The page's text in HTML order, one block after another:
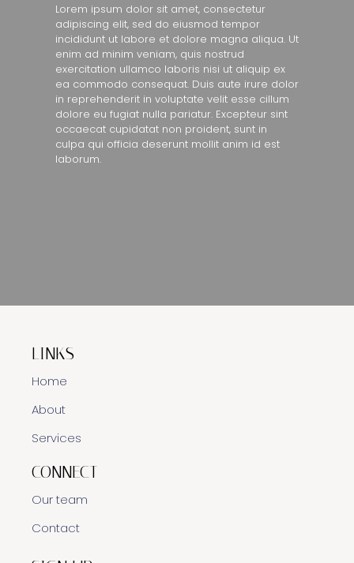
Lorem ipsum dolor sit amet, consectetur
adipiscing elit, sed do eiusmod tempor
incididunt ut labore et dolore magna aliqua. Ut
enim ad minim veniam, quis nostrud
exercitation ullamco laboris nisi ut aliquip ex
ea commodo consequat. Duis aute irure dolor
in reprehenderit in voluptate velit esse cillum
dolore eu fugiat nulla pariatur. Excepteur sint
occaecat cupidatat non proident, sunt in
culpa qui officia deserunt mollit anim id est
laborum.
LINKS
Home
About
Services
CONNECT
Our team
Contact